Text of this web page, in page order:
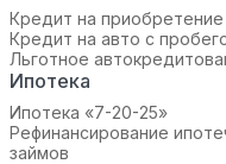
Кредит на
Кредит на авто с
Льготное
Ипотека
Ипотека «7-20-25»‬
Рефинансирование
займов